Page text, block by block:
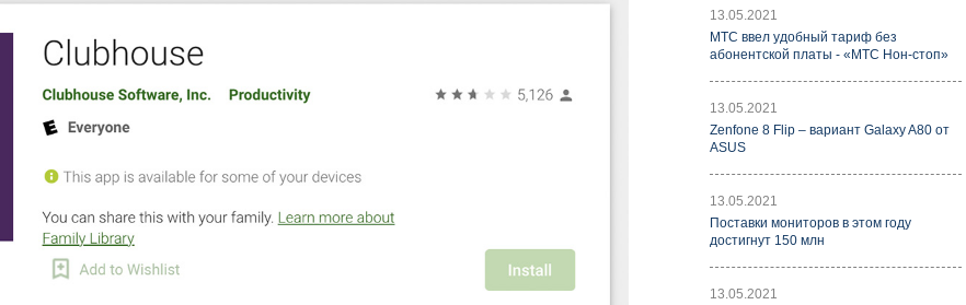
13.05.2021
МТС ввел удобный тариф без
абонентской платы - «МТС Нон-стоп»
13.05.2021
Zenfone 8 Flip – вариант Galaxy A80 от
ASUS
13.05.2021
Поставки мониторов в этом году
достигнут 150 млн
13.05.2021